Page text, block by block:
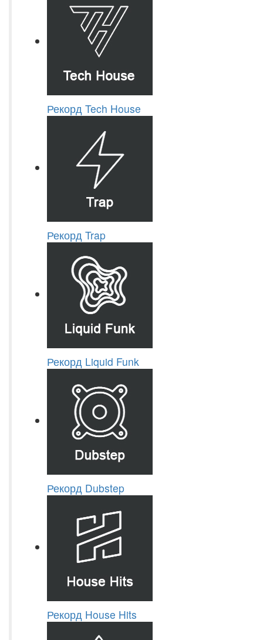
Рекорд Tech House
Рекорд Trap
Рекорд Liquid Funk
Рекорд Dubstep
Рекорд House Hits